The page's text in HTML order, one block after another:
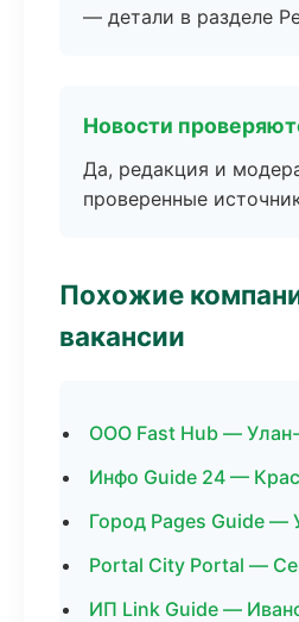
— детали в разделе
Новости
Да, редакция и
проверенные
Похожие
вакансии
ООО Fast Hub —
Инфо Guide 24 —
Город Pages Guide —
Portal City Portal —
ИП Link Guide —